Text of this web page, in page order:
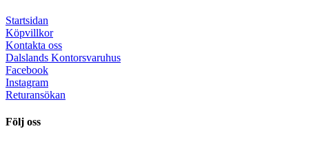
Startsidan
Köpvillkor
Kontakta oss
Dalslands Kontorsvaruhus
Facebook
Instagram
Returansökan
Följ oss